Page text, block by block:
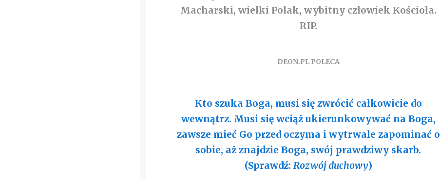
Macharski, wielki Polak, wybitny człowiek Kościoła.
RIP.
DEON.PL POLECA
Kto szuka Boga, musi się zwrócić całkowicie do
wewnątrz. Musi się wciąż ukierunkowywać na Boga,
zawsze mieć Go przed oczyma i wytrwale zapominać o
sobie, aż znajdzie Boga, swój prawdziwy skarb.
(Sprawdź: Rozwój duchowy)